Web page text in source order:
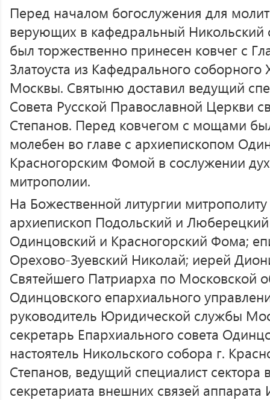
Перед началом богослужения для
верующих в кафедральный Никольский
был торжественно принесен ковчег с
Златоуста из Кафедрального
Москвы. Святыню доставил ведущий
Совета Русской Православной Церкви
Степанов. Перед ковчегом с мощами
молебен во главе с архиепископом
Красногорским Фомой в сослужении
митрополии.
На Божественной литургии
архиепископ Подольский и
Одинцовский и Красногорский Фома;
Орехово-Зуевский Николай; иерей
Святейшего Патриарха по Московской
Одинцовского епархиального
руководитель Юридической службы
секретарь Епархиального совета
настоятель Никольского собора г.
Степанов, ведущий специалист сектора
секретариата внешних связей аппарата